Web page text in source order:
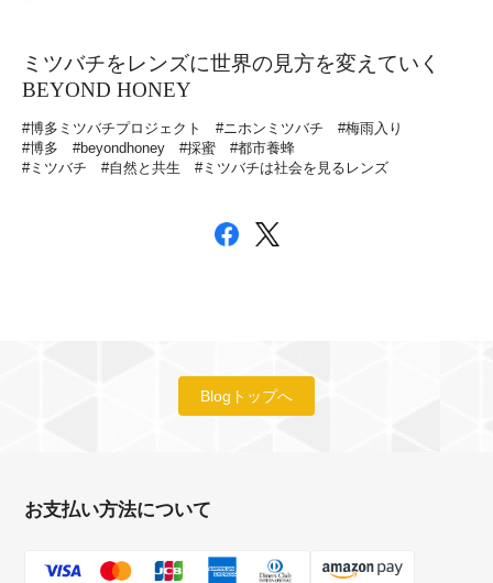
ミツバチをレンズに世界の見方を変えていく
BEYOND HONEY
#博多ミツバチプロジェクト #ニホンミツバチ #梅雨入り
#博多 #beyondhoney #採蜜 #都市養蜂
#ミツバチ #自然と共生 #ミツバチは社会を見るレンズ
Blogトップへ
お支払い方法について